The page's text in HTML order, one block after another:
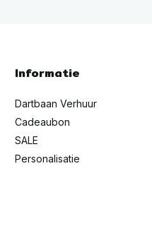
Informatie
Dartbaan Verhuur
Cadeaubon
SALE
Personalisatie